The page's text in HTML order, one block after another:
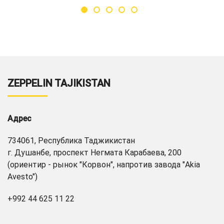
ZEPPELIN TAJIKISTAN
Адрес
734061, Республика Таджикистан
г. Душанбе, проспект Негмата Карабаева, 200
(ориентир - рынок "Корвон", напротив завода "Akia
Avesto")
+992 44 625 11 22